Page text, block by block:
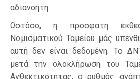
αδιανόητη.
Ωστόσο, η πρόσφατη
Νομισματικού Ταμείου μάς
αυτή δεν είναι δεδομένη. Το
μετά την ολοκλήρωση του
Ανθεκτικότητας, ο ρυθμός